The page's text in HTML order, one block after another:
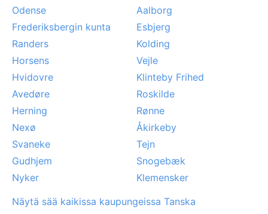
Odense
Aalborg
Frederiksbergin kunta
Esbjerg
Randers
Kolding
Horsens
Vejle
Hvidovre
Klinteby Frihed
Avedøre
Roskilde
Herning
Rønne
Nexø
Åkirkeby
Svaneke
Tejn
Gudhjem
Snogebæk
Nyker
Klemensker
Näytä sää kaikissa kaupungeissa Tanska